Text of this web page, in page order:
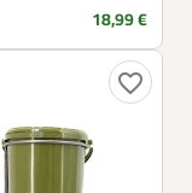
Prix
18,99 €
favorite_border